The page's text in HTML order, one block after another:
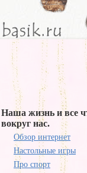
Наша жизнь и все
вокруг нас.
Обзор интернет
Настольные игры
Про спорт